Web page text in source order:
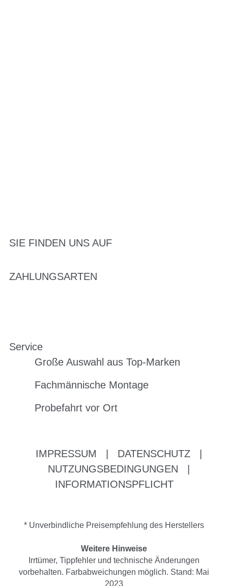
SIE FINDEN UNS AUF
ZAHLUNGSARTEN
Service
Große Auswahl aus Top-Marken
Fachmännische Montage
Probefahrt vor Ort
IMPRESSUM DATENSCHUTZ
NUTZUNGSBEDINGUNGEN
INFORMATIONSPFLICHT
* Unverbindliche Preisempfehlung des Herstellers
Weitere Hinweise
Irrtümer, Tippfehler und technische Änderungen
vorbehalten. Farbabweichungen möglich. Stand: Mai
2023